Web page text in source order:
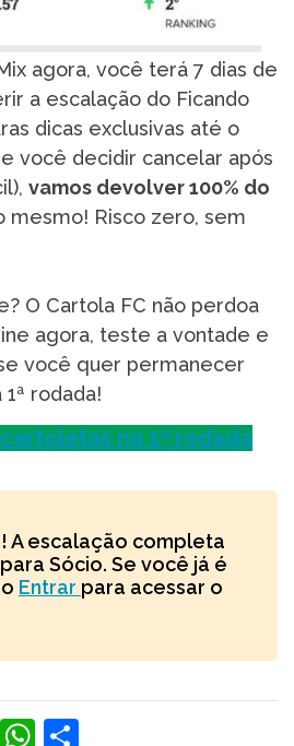
agora, você terá 7 dias de
a escalação do Ficando
dicas exclusivas até o
você decidir cancelar após
vamos devolver 100% do
mesmo! Risco zero, sem
O Cartola FC não perdoa
agora, teste a vontade e
você quer permanecer
rodada!
na 1ª rodada
A escalação completa
Sócio. Se você já é
Entrar para acessar o
Telegram
WhatsApp